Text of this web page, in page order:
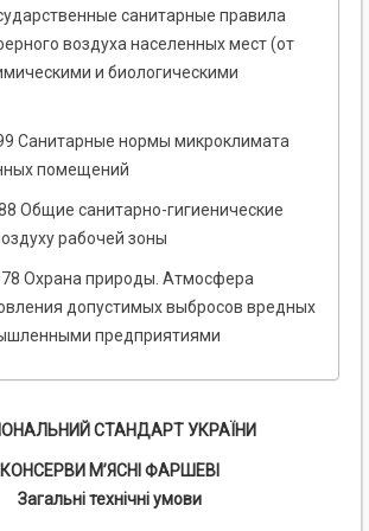
санитарные правила
воздуха населенных мест (от
и биологическими
Санитарные нормы микроклимата
помещений
Общие санитарно-гигиенические
рабочей зоны
Охрана природы. Атмосфера
допустимых выбросов вредных
предприятиями
СТАНДАРТ УКРАЇНИ
КОНСЕРВИ М’ЯСНІ ФАРШЕВІ
Загальні технічні умови